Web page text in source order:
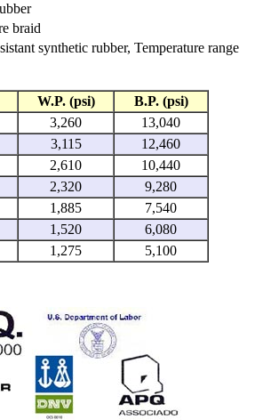
braid
synthetic rubber, Temperature range
W.P. (psi)
B.P. (psi)
3,260
13,040
3,115
12,460
2,610
10,440
2,320
9,280
1,885
7,540
1,520
6,080
1,275 5,100